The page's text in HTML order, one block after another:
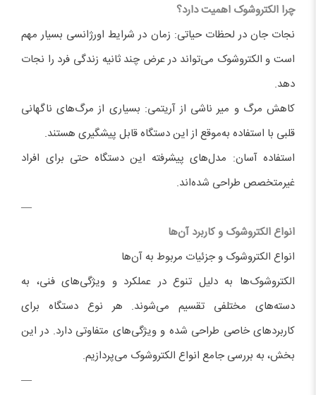
چرا الکتروشوک اهمیت دارد؟
نجات جان در لحظات حیاتی: زمان در شرایط اورژانسی بسیار مهم
است و الکتروشوک می‌تواند در عرض چند ثانیه زندگی فرد را نجات
دهد.
کاهش مرگ و میر ناشی از آریتمی: بسیاری از مرگ‌های ناگهانی
قلبی با استفاده به‌موقع از این دستگاه قابل پیشگیری هستند.
استفاده آسان: مدل‌های پیشرفته این دستگاه حتی برای افراد
غیرمتخصص طراحی شده‌اند.
—
انواع الکتروشوک و کاربرد آن‌ها
انواع الکتروشوک و جزئیات مربوط به آن‌ها
الکتروشوک‌ها به دلیل تنوع در عملکرد و ویژگی‌های فنی، به
دسته‌های مختلفی تقسیم می‌شوند. هر نوع دستگاه برای
کاربردهای خاصی طراحی شده و ویژگی‌های متفاوتی دارد. در این
بخش، به بررسی جامع انواع الکتروشوک می‌پردازیم.
—